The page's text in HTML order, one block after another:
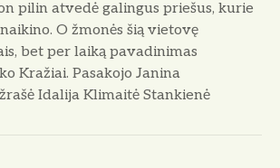
pilin atvedė galingus priešus, kurie
O žmonės šią vietovę
bet per laiką pavadinimas
Kražiai. Pasakojo Janina
Idalija Klimaitė Stankienė